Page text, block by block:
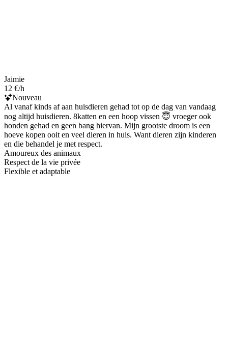
Jaimie
12 €/h
Nouveau
Al vanaf kinds af aan huisdieren gehad tot op de dag van vandaag
nog altijd huisdieren. 8katten en een hoop vissen 😇 vroeger ook
honden gehad en geen bang hiervan. Mijn grootste droom is een
hoeve kopen ooit en veel dieren in huis. Want dieren zijn kinderen
en die behandel je met respect.
Amoureux des animaux
Respect de la vie privée
Flexible et adaptable